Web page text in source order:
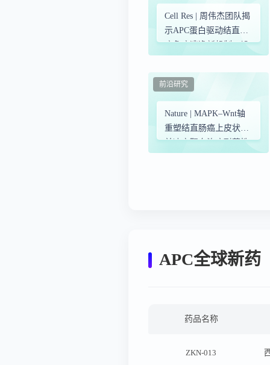
Cell Res | 周伟杰团队揭
示APC蛋白驱动结直肠
癌免疫逃逸新机制，设
Nature | MAPK–Wnt轴
重塑结直肠癌上皮状态
并决定靶向治疗耐药性
前沿研究
APC全球新药
药品名称
ZKN-013